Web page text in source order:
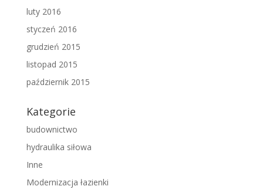
luty 2016
styczeń 2016
grudzień 2015
listopad 2015
październik 2015
Kategorie
budownictwo
hydraulika siłowa
Inne
Modernizacja łazienki